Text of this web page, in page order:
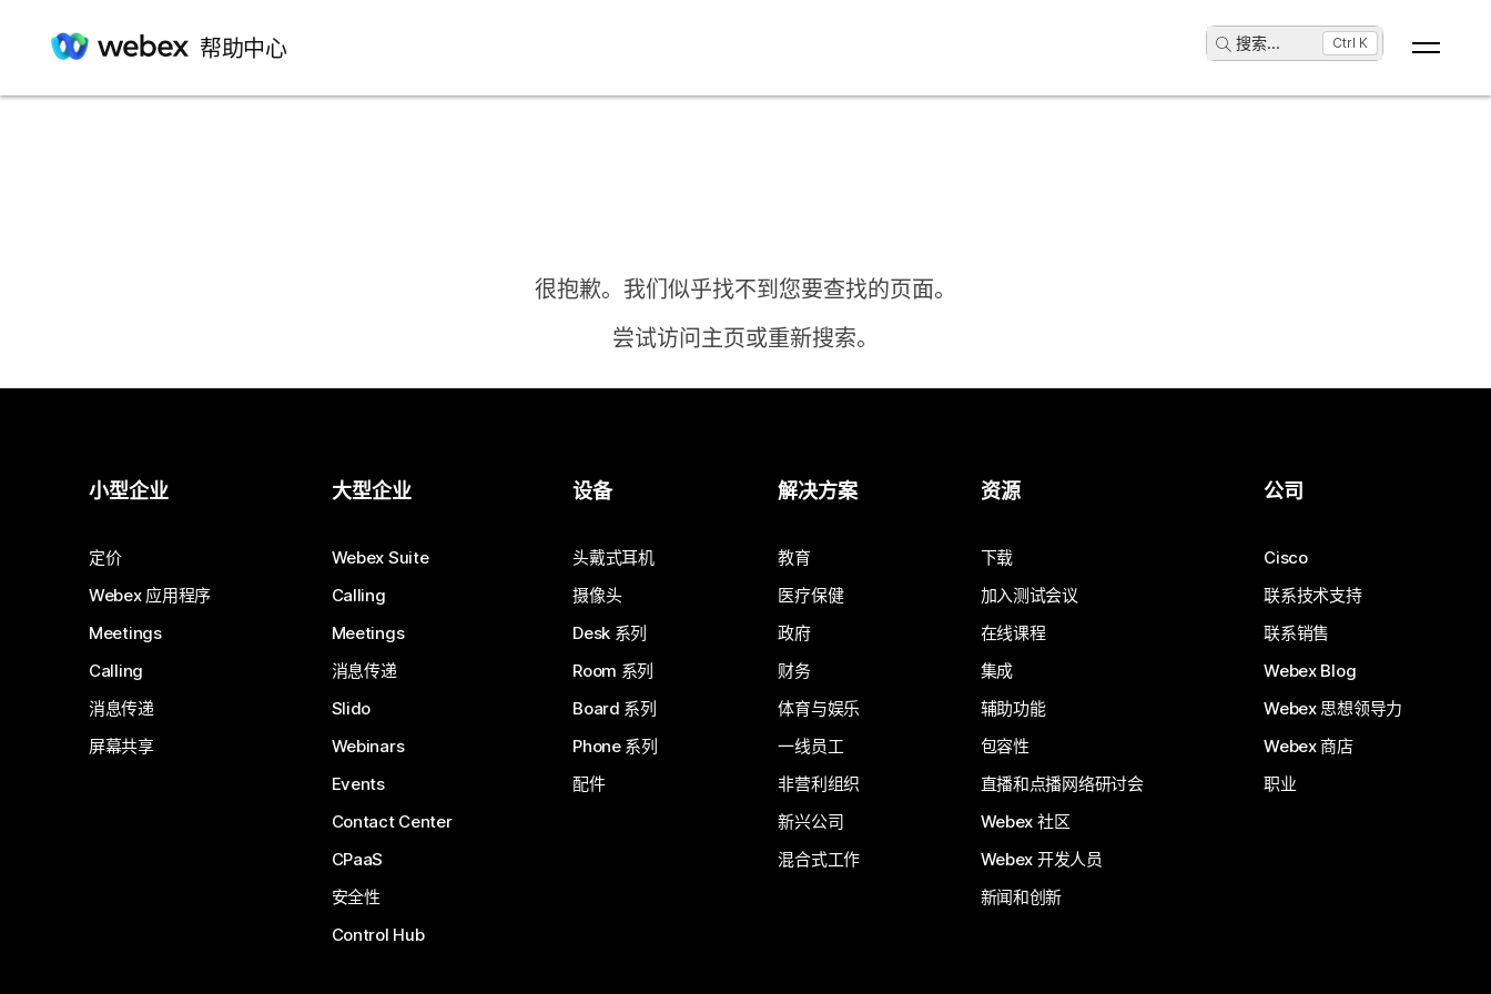
帮助中心 搜索... Ctrl K
很抱歉。我们似乎找不到您要查找的页面。
尝试访问主页或重新搜索。
需要答案？
提交问题
小型企业
定价
Webex 应用程序
Meetings
Calling
消息传递
屏幕共享
大型企业
Webex Suite
Calling
Meetings
消息传递
Slido
Webinars
Events
Contact Center
CPaaS
安全性
Control Hub
设备
头戴式耳机
摄像头
Desk 系列
Room 系列
Board 系列
Phone 系列
配件
解决方案
教育
医疗保健
政府
财务
体育与娱乐
一线员工
非营利组织
新兴公司
混合式工作
资源
下载
加入测试会议
在线课程
集成
辅助功能
包容性
直播和点播网络研讨会
Webex 社区
Webex 开发人员
新闻和创新
公司
Cisco
联系技术支持
联系销售
Webex Blog
Webex 思想领导力
Webex 商店
职业